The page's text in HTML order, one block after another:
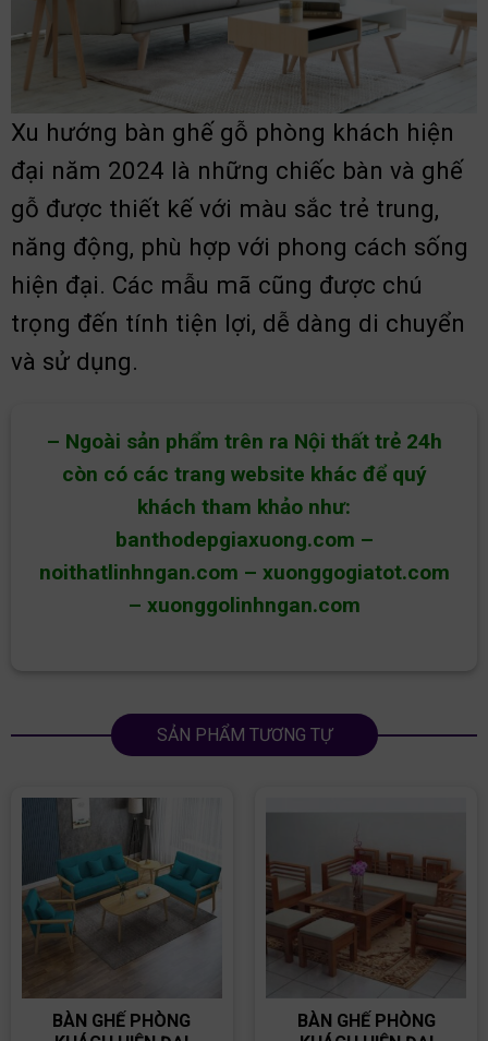
Xu hướng bàn ghế gỗ phòng khách hiện
đại năm 2024 là những chiếc bàn và ghế
gỗ được thiết kế với màu sắc trẻ trung,
năng động, phù hợp với phong cách sống
hiện đại. Các mẫu mã cũng được chú
trọng đến tính tiện lợi, dễ dàng di chuyển
và sử dụng.
– Ngoài sản phẩm trên ra Nội thất trẻ 24h
còn có các trang website khác để quý
khách tham khảo như:
banthodepgiaxuong.com –
noithatlinhngan.com – xuonggogiatot.com
– xuonggolinhngan.com
SẢN PHẨM TƯƠNG TỰ
BÀN GHẾ PHÒNG
BÀN GHẾ PHÒNG